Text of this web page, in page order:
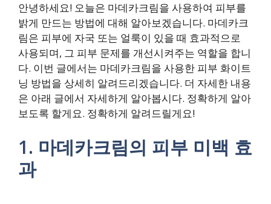
안녕하세요! 오늘은 마데카크림을 사용하여 피부를
밝게 만드는 방법에 대해 알아보겠습니다. 마데카크
림은 피부에 자국 또는 얼룩이 있을 때 효과적으로
사용되며, 그 피부 문제를 개선시켜주는 역할을 합니
다. 이번 글에서는 마데카크림을 사용한 피부 화이트
닝 방법을 상세히 알려드리겠습니다. 더 자세한 내용
은 아래 글에서 자세하게 알아봅시다. 정확하게 알아
보도록 할게요. 정확하게 알려드릴게요!
1. 마데카크림의 피부 미백 효
과